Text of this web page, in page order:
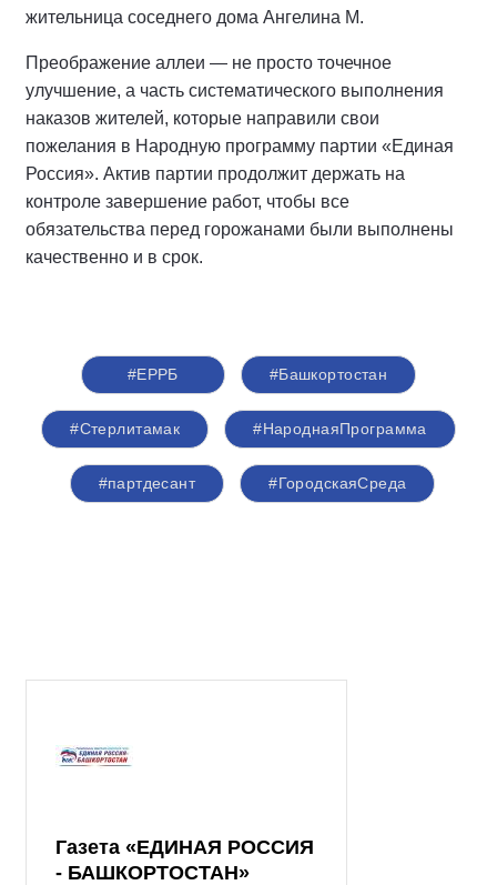
жительница соседнего дома Ангелина М.
Преображение аллеи — не просто точечное
улучшение, а часть систематического выполнения
наказов жителей, которые направили свои
пожелания в Народную программу партии «Единая
Россия». Актив партии продолжит держать на
контроле завершение работ, чтобы все
обязательства перед горожанами были выполнены
качественно и в срок.
#ЕРРБ #Башкортостан
#Стерлитамак #НароднаяПрограмма
#партдесант #ГородскаяСреда
Газета «ЕДИНАЯ РОССИЯ
- БАШКОРТОСТАН»